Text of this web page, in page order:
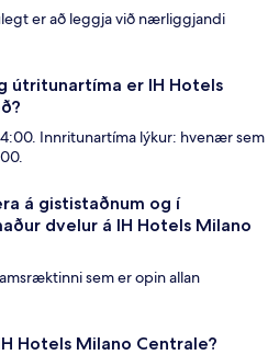
er að leggja við nærliggjandi
útritunartíma er IH Hotels
Innritunartíma lýkur: hvenær sem
á gististaðnum og í
dvelur á IH Hotels Milano
sem er opin allan
Hotels Milano Centrale?